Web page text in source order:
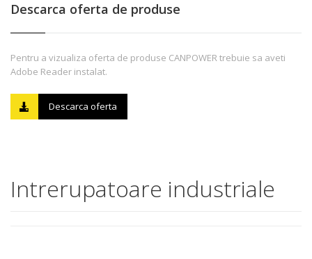
Descarca oferta de produse
Pentru a vizualiza oferta de produse CANPOWER trebuie sa aveti
Adobe Reader instalat.
Descarca oferta
Intrerupatoare industriale